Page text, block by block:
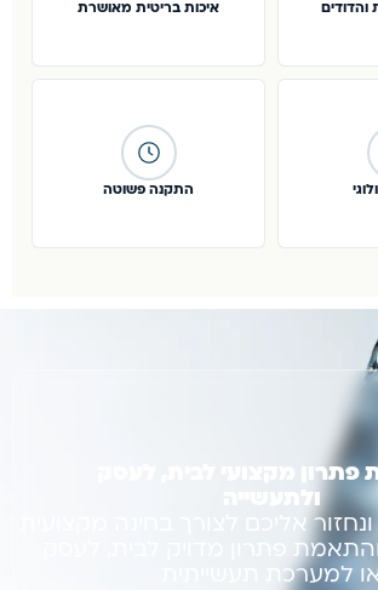
והדודים איכות בריטית מאושרת
התקנה פשוטה
מקצועי לבית, לעסק
ולתעשייה
אליכם לצורך בחינה מקצועית
פתרון מדויק לבית, לעסק
למערכת תעשייתית